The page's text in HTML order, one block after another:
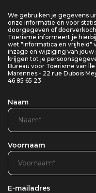
We gebruiken je gegevens
onze informatie en voor
doorgegeven of
Toerisme informeert je
wet "informatica en vrijheid"
inzage en wijziging van
krijgen tot je
Bureau voor Toerisme van
Marennes - 22 rue Dubois
46 85 65 23
Naam
Voornaam
E-mailadres